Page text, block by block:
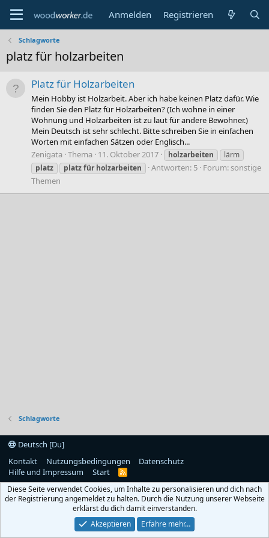
Anmelden Registrieren
Schlagworte
platz für holzarbeiten
Platz für Holzarbeiten
Mein Hobby ist Holzarbeit. Aber ich habe keinen Platz dafür. Wie
finden Sie den Platz für Holzarbeiten? (Ich wohne in einer
Wohnung und Holzarbeiten ist zu laut für andere Bewohner.)
Mein Deutsch ist sehr schlecht. Bitte schreiben Sie in einfachen
Worten mit einfachen Sätzen oder Englisch...
Zenigata Thema 11. Oktober 2017 holzarbeiten
lärm
platz
platzfür holzarbeiten Antworten: 5 Forum:sonstige
Themen
Schlagworte
Deutsch [Du]
Kontakt
Nutzungsbedingungen
Datenschutz
Hilfe und Impressum
Start
R
S
Diese Seite verwendet Cookies, um Inhalte zu personalisieren und dich nach
der Registrierung angemeldet zu halten. Durch die Nutzung unserer Webseite
erklärst du dich damit einverstanden.
Akzeptieren
Erfahre mehr…